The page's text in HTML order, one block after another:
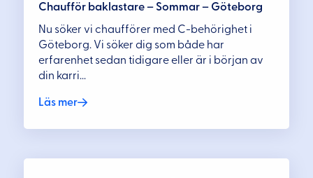
Chaufför baklastare – Sommar – Göteborg
Nu söker vi chaufförer med C-behörighet i
Göteborg. Vi söker dig som både har
erfarenhet sedan tidigare eller är i början av
din karri...
Läs mer